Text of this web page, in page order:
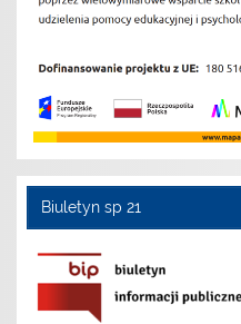
Biuletyn sp 21